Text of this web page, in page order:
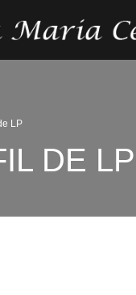
LP
DE LP